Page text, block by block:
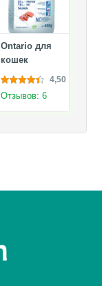
Ontario для
кошек
4,50
Отзывов: 6